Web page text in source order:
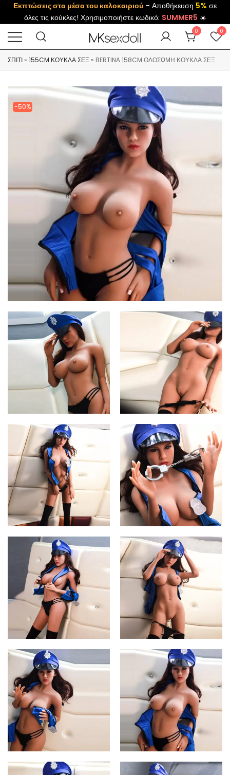
Εκπτώσεις στα μέσα του καλοκαιριού – Αποθήκευση 5% σε
όλες τις κούκλες! Χρησιμοποιήστε κωδικό: SUMMER5 ☀️
0 0
ΣΠΊΤΙ » 155CM ΚΟΎΚΛΑ ΣΕΞ » BERTINA 158CM ΟΛΌΣΩΜΗ ΚΟΎΚΛΑ ΣΕΞ
-50%